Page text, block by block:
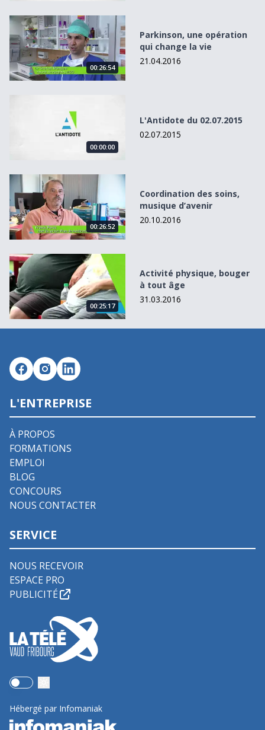
Parkinson, une opération qui change la vie
00:26:54
Parkinson, une opération
qui change la vie
21.04.2016
00:00:00
L'Antidote du 02.07.2015
02.07.2015
Coordination des soins, musique d’avenir
00:26:52
Coordination des soins,
musique d’avenir
20.10.2016
Activité physique, bouger à tout âge
00:25:17
Activité physique, bouger
à tout âge
31.03.2016
L'ENTREPRISE
À PROPOS
FORMATIONS
EMPLOI
BLOG
CONCOURS
NOUS CONTACTER
SERVICE
NOUS RECEVOIR
ESPACE PRO
PUBLICITÉ
Use setting
Hébergé par Infomaniak